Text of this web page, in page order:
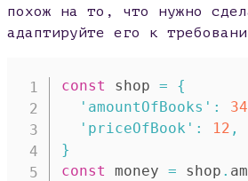
похож на то, что нужно
адаптируйте его к
const shop =
{
'amountOfBooks' :
'priceOfBook' : 12 ,
}
const money = shop .